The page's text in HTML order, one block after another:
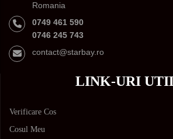
Romania
0749 461 590
0746 245 743
contact@starbay.ro
LINK-URI
Verificare Cos
Cosul Meu